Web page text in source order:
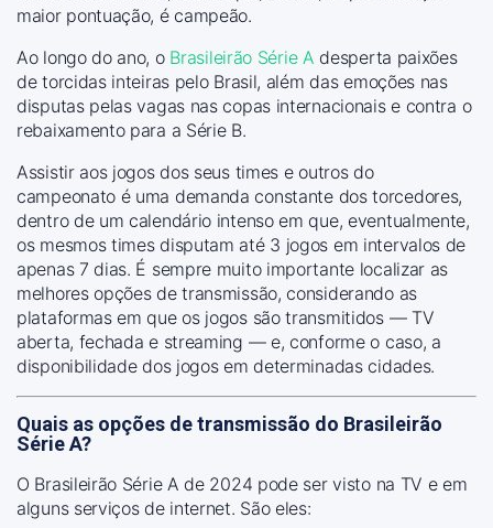
maior pontuação, é campeão.
Ao longo do ano, o Brasileirão Série A desperta paixões
de torcidas inteiras pelo Brasil, além das emoções nas
disputas pelas vagas nas copas internacionais e contra o
rebaixamento para a Série B.
Assistir aos jogos dos seus times e outros do
campeonato é uma demanda constante dos torcedores,
dentro de um calendário intenso em que, eventualmente,
os mesmos times disputam até 3 jogos em intervalos de
apenas 7 dias. É sempre muito importante localizar as
melhores opções de transmissão, considerando as
plataformas em que os jogos são transmitidos — TV
aberta, fechada e streaming — e, conforme o caso, a
disponibilidade dos jogos em determinadas cidades.
Quais as opções de transmissão do Brasileirão
Série A?
O Brasileirão Série A de 2024 pode ser visto na TV e em
alguns serviços de internet. São eles: